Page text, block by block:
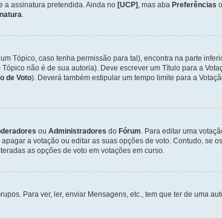
a assinatura pretendida. Ainda no [UCP] , mas aba Preferências
.
Tópico, caso tenha permissão para tal), encontra na parte
não é de sua autoria). Deve escrever um Título para a
de Voto). Deverá também estipular um tempo limite para a
ou Administradores do Fórum. Para editar uma
a votação ou editar as suas opções de voto. Contudo, se os
as opções de voto em votações em curso.
Para ver, ler, enviar Mensagens, etc., tem que ter de uma